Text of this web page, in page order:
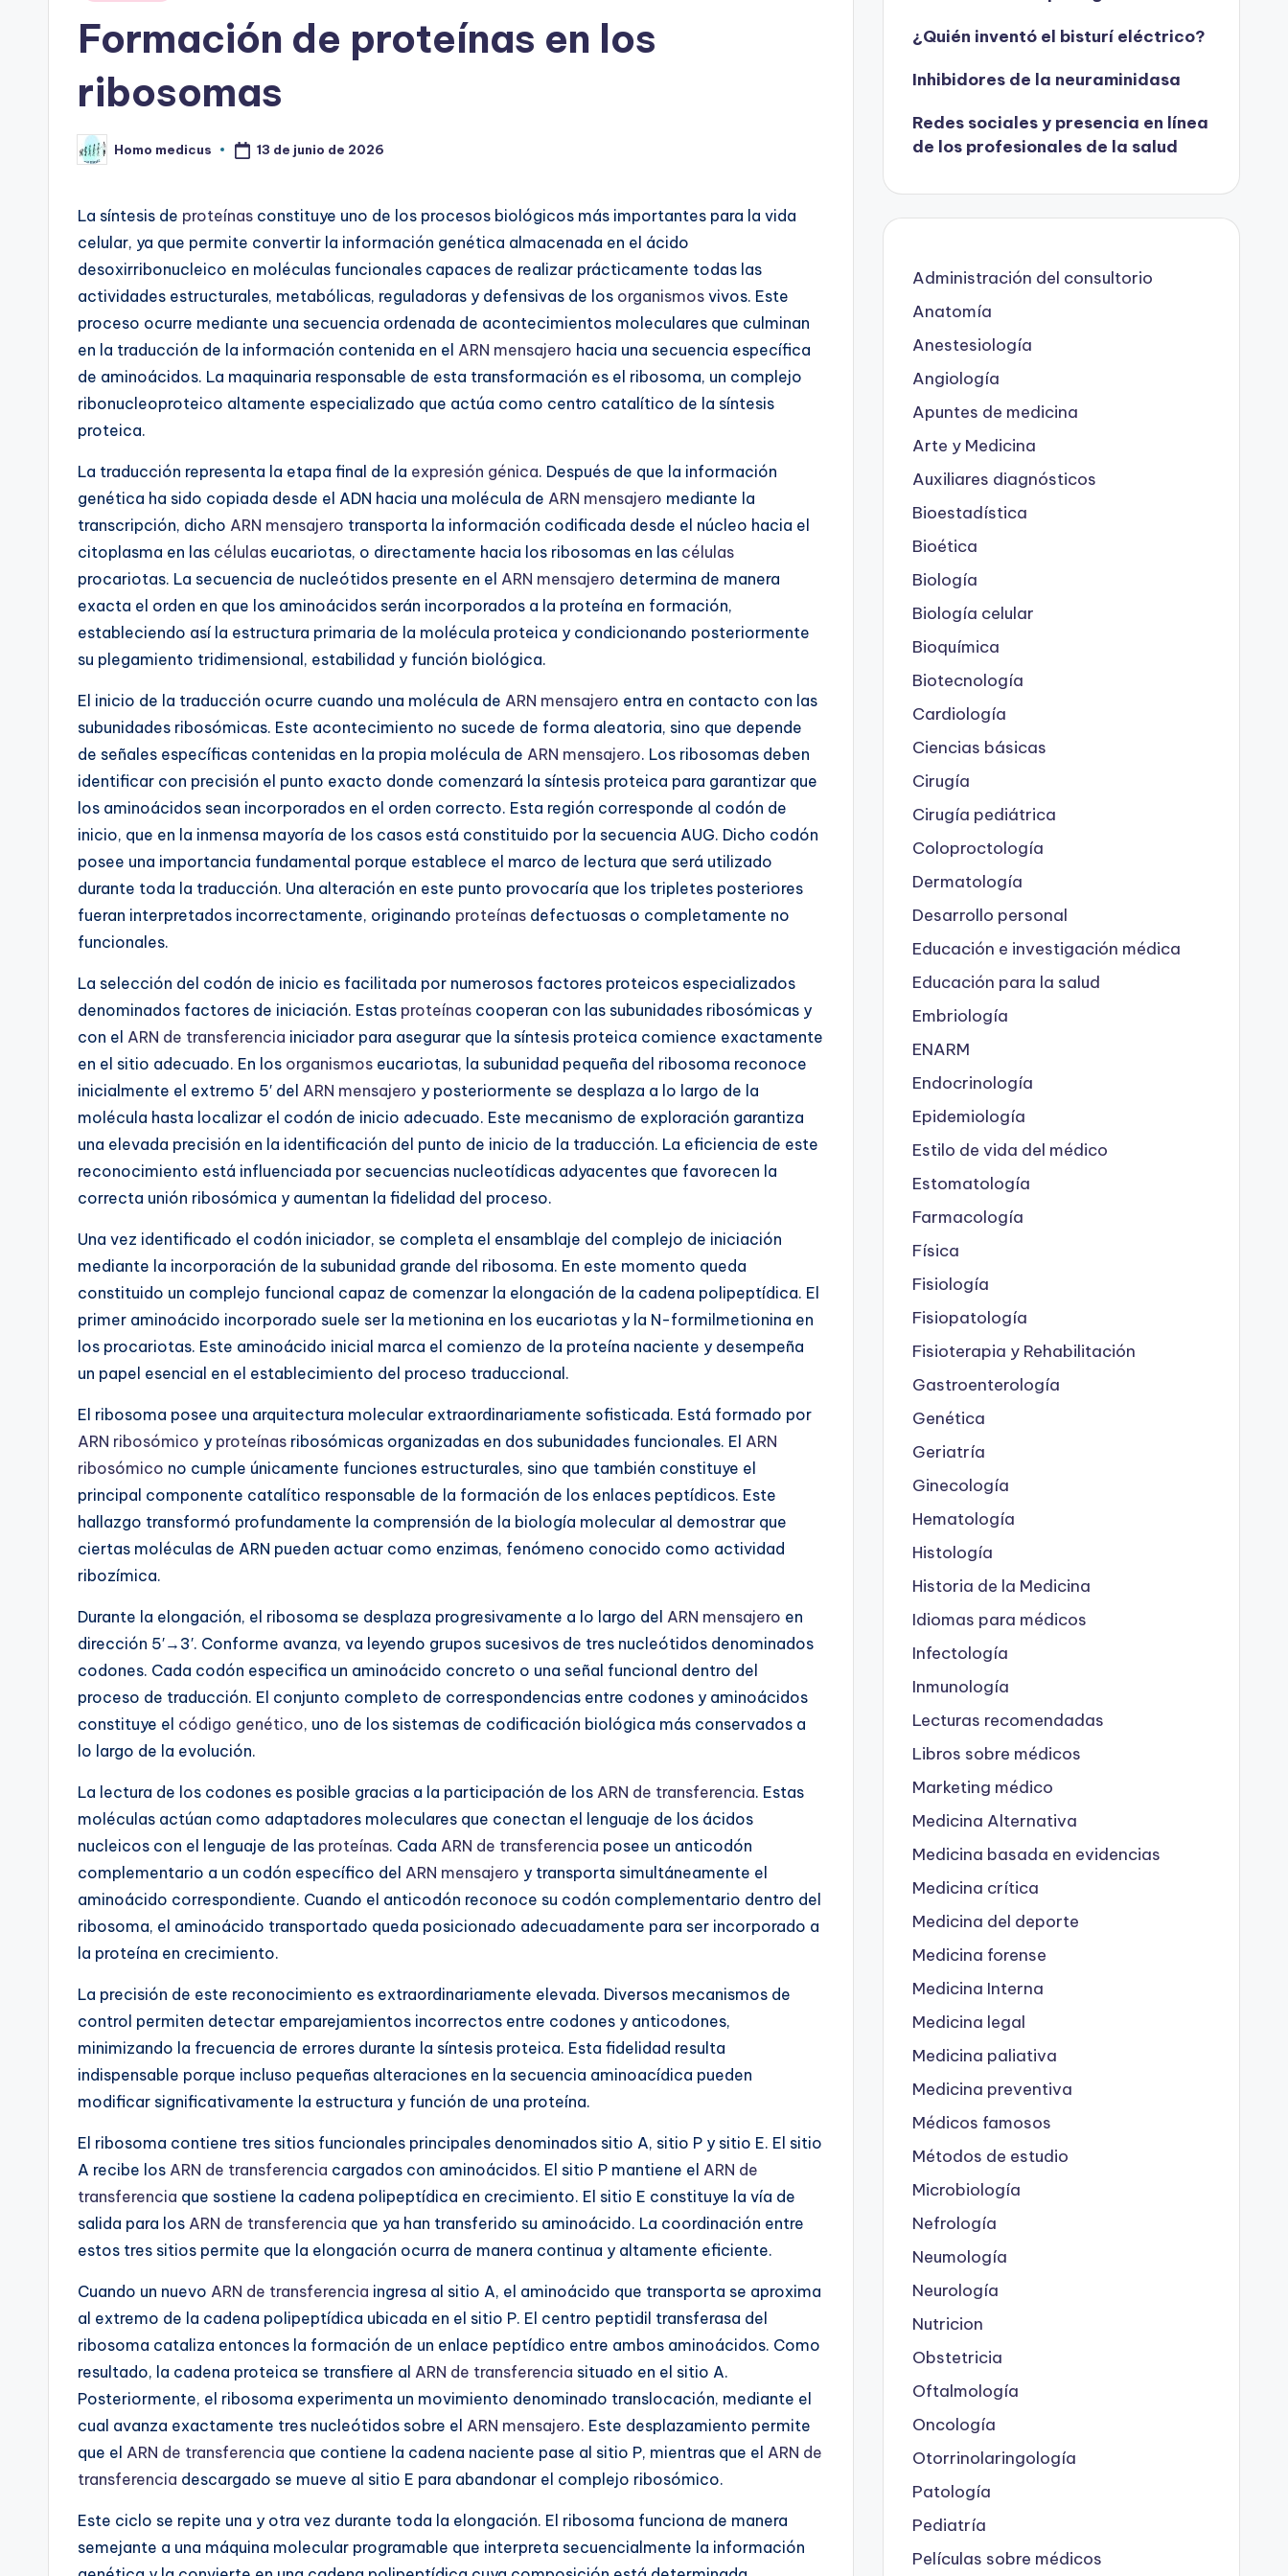
Formación de proteínas en los
ribosomas
Publicado
por
Homo medicus 13 de junio de 2026
La síntesis de proteínas constituye uno de los procesos biológicos más importantes para la vida
celular, ya que permite convertir la información genética almacenada en el ácido
desoxirribonucleico en moléculas funcionales capaces de realizar prácticamente todas las
actividades estructurales, metabólicas, reguladoras y defensivas de los organismos vivos. Este
proceso ocurre mediante una secuencia ordenada de acontecimientos moleculares que culminan
en la traducción de la información contenida en el ARN mensajero hacia una secuencia específica
de aminoácidos. La maquinaria responsable de esta transformación es el ribosoma, un complejo
ribonucleoproteico altamente especializado que actúa como centro catalítico de la síntesis
proteica.
La traducción representa la etapa final de la expresión génica. Después de que la información
genética ha sido copiada desde el ADN hacia una molécula de ARN mensajero mediante la
transcripción, dicho ARN mensajero transporta la información codificada desde el núcleo hacia el
citoplasma en las células eucariotas, o directamente hacia los ribosomas en las células
procariotas. La secuencia de nucleótidos presente en el ARN mensajero determina de manera
exacta el orden en que los aminoácidos serán incorporados a la proteína en formación,
estableciendo así la estructura primaria de la molécula proteica y condicionando posteriormente
su plegamiento tridimensional, estabilidad y función biológica.
El inicio de la traducción ocurre cuando una molécula de ARN mensajero entra en contacto con las
subunidades ribosómicas. Este acontecimiento no sucede de forma aleatoria, sino que depende
de señales específicas contenidas en la propia molécula de ARN mensajero. Los ribosomas deben
identificar con precisión el punto exacto donde comenzará la síntesis proteica para garantizar que
los aminoácidos sean incorporados en el orden correcto. Esta región corresponde al codón de
inicio, que en la inmensa mayoría de los casos está constituido por la secuencia AUG. Dicho codón
posee una importancia fundamental porque establece el marco de lectura que será utilizado
durante toda la traducción. Una alteración en este punto provocaría que los tripletes posteriores
fueran interpretados incorrectamente, originando proteínas defectuosas o completamente no
funcionales.
La selección del codón de inicio es facilitada por numerosos factores proteicos especializados
denominados factores de iniciación. Estas proteínas cooperan con las subunidades ribosómicas y
con el ARN de transferencia iniciador para asegurar que la síntesis proteica comience exactamente
en el sitio adecuado. En los organismos eucariotas, la subunidad pequeña del ribosoma reconoce
inicialmente el extremo 5′ del ARN mensajero y posteriormente se desplaza a lo largo de la
molécula hasta localizar el codón de inicio adecuado. Este mecanismo de exploración garantiza
una elevada precisión en la identificación del punto de inicio de la traducción. La eficiencia de este
reconocimiento está influenciada por secuencias nucleotídicas adyacentes que favorecen la
correcta unión ribosómica y aumentan la fidelidad del proceso.
Una vez identificado el codón iniciador, se completa el ensamblaje del complejo de iniciación
mediante la incorporación de la subunidad grande del ribosoma. En este momento queda
constituido un complejo funcional capaz de comenzar la elongación de la cadena polipeptídica. El
primer aminoácido incorporado suele ser la metionina en los eucariotas y la N-formilmetionina en
los procariotas. Este aminoácido inicial marca el comienzo de la proteína naciente y desempeña
un papel esencial en el establecimiento del proceso traduccional.
El ribosoma posee una arquitectura molecular extraordinariamente sofisticada. Está formado por
ARN ribosómico y proteínas ribosómicas organizadas en dos subunidades funcionales. El ARN
ribosómico no cumple únicamente funciones estructurales, sino que también constituye el
principal componente catalítico responsable de la formación de los enlaces peptídicos. Este
hallazgo transformó profundamente la comprensión de la biología molecular al demostrar que
ciertas moléculas de ARN pueden actuar como enzimas, fenómeno conocido como actividad
ribozímica.
Durante la elongación, el ribosoma se desplaza progresivamente a lo largo del ARN mensajero en
dirección 5′→3′. Conforme avanza, va leyendo grupos sucesivos de tres nucleótidos denominados
codones. Cada codón especifica un aminoácido concreto o una señal funcional dentro del
proceso de traducción. El conjunto completo de correspondencias entre codones y aminoácidos
constituye el código genético, uno de los sistemas de codificación biológica más conservados a
lo largo de la evolución.
La lectura de los codones es posible gracias a la participación de los ARN de transferencia. Estas
moléculas actúan como adaptadores moleculares que conectan el lenguaje de los ácidos
nucleicos con el lenguaje de las proteínas. Cada ARN de transferencia posee un anticodón
complementario a un codón específico del ARN mensajero y transporta simultáneamente el
aminoácido correspondiente. Cuando el anticodón reconoce su codón complementario dentro del
ribosoma, el aminoácido transportado queda posicionado adecuadamente para ser incorporado a
la proteína en crecimiento.
La precisión de este reconocimiento es extraordinariamente elevada. Diversos mecanismos de
control permiten detectar emparejamientos incorrectos entre codones y anticodones,
minimizando la frecuencia de errores durante la síntesis proteica. Esta fidelidad resulta
indispensable porque incluso pequeñas alteraciones en la secuencia aminoacídica pueden
modificar significativamente la estructura y función de una proteína.
El ribosoma contiene tres sitios funcionales principales denominados sitio A, sitio P y sitio E. El sitio
A recibe los ARN de transferencia cargados con aminoácidos. El sitio P mantiene el ARN de
transferencia que sostiene la cadena polipeptídica en crecimiento. El sitio E constituye la vía de
salida para los ARN de transferencia que ya han transferido su aminoácido. La coordinación entre
estos tres sitios permite que la elongación ocurra de manera continua y altamente eficiente.
Cuando un nuevo ARN de transferencia ingresa al sitio A, el aminoácido que transporta se aproxima
al extremo de la cadena polipeptídica ubicada en el sitio P. El centro peptidil transferasa del
ribosoma cataliza entonces la formación de un enlace peptídico entre ambos aminoácidos. Como
resultado, la cadena proteica se transfiere al ARN de transferencia situado en el sitio A.
Posteriormente, el ribosoma experimenta un movimiento denominado translocación, mediante el
cual avanza exactamente tres nucleótidos sobre el ARN mensajero. Este desplazamiento permite
que el ARN de transferencia que contiene la cadena naciente pase al sitio P, mientras que el ARN de
transferencia descargado se mueve al sitio E para abandonar el complejo ribosómico.
Este ciclo se repite una y otra vez durante toda la elongación. El ribosoma funciona de manera
semejante a una máquina molecular programable que interpreta secuencialmente la información
¿Quién inventó el bisturí eléctrico?
Inhibidores de la neuraminidasa
Redes sociales y presencia en línea
de los profesionales de la salud
Administración del consultorio
Anatomía
Anestesiología
Angiología
Apuntes de medicina
Arte y Medicina
Auxiliares diagnósticos
Bioestadística
Bioética
Biología
Biología celular
Bioquímica
Biotecnología
Cardiología
Ciencias básicas
Cirugía
Cirugía pediátrica
Coloproctología
Dermatología
Desarrollo personal
Educación e investigación médica
Educación para la salud
Embriología
ENARM
Endocrinología
Epidemiología
Estilo de vida del médico
Estomatología
Farmacología
Física
Fisiología
Fisiopatología
Fisioterapia y Rehabilitación
Gastroenterología
Genética
Geriatría
Ginecología
Hematología
Histología
Historia de la Medicina
Idiomas para médicos
Infectología
Inmunología
Lecturas recomendadas
Libros sobre médicos
Marketing médico
Medicina Alternativa
Medicina basada en evidencias
Medicina crítica
Medicina del deporte
Medicina forense
Medicina Interna
Medicina legal
Medicina paliativa
Medicina preventiva
Médicos famosos
Métodos de estudio
Microbiología
Nefrología
Neumología
Neurología
Nutricion
Obstetricia
Oftalmología
Oncología
Otorrinolaringología
Patología
Pediatría
Películas sobre médicos